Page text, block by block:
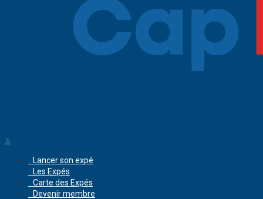
Lancer son expé
Les Expés
Carte des Expés
Devenir membre